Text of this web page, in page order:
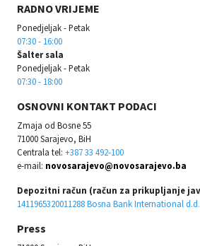
RADNO VRIJEME
Ponedjeljak - Petak
07:30 - 16:00
Šalter sala
Ponedjeljak - Petak
07:30 - 18:00
OSNOVNI KONTAKT PODACI
Zmaja od Bosne 55
71000 Sarajevo, BiH
Centrala tel: +387 33 492-100
e-mail: novosarajevo@novosarajevo.ba
Depozitni račun (račun za prikupljanje
1411965320011288 Bosna Bank International d.d.
Press